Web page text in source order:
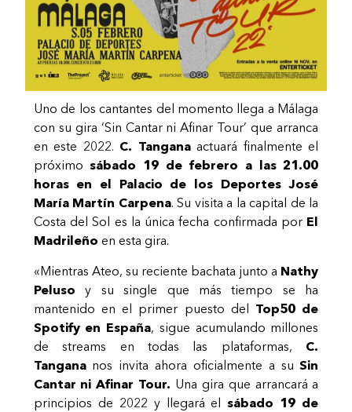
Uno de los cantantes del momento llega a Málaga
con su gira ‘Sin Cantar ni Afinar Tour’ que arranca
en este 2022. C. Tanganaactuará finalmente el
próximo sábado 19 de febrero a las 21.00
horas en el Palacio de los Deportes José
María Martín Carpena. Su visita a la capital de la
Costa del Sol es la única fecha confirmada por El
Madrileño en esta gira.
«Mientras Ateo, su reciente bachata junto a Nathy
Peluso y su single que más tiempo se ha
mantenido en el primer puesto del Top50 de
Spotify en España, sigue acumulando millones
de streams en todas las plataformas, C.
Tangananos invita ahora oficialmente a suSin
Cantar ni Afinar Tour. Una gira que arrancará a
principios de 2022 y llegará elsábado 19 de